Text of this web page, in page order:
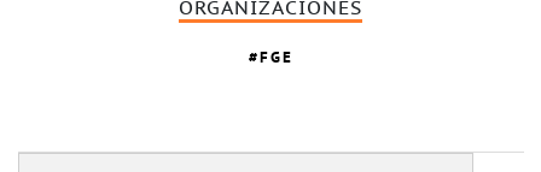
ORGANIZACIONES
FGE